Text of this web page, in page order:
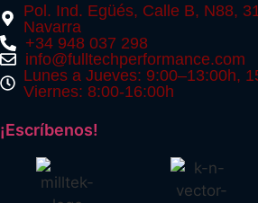
Pol. Ind. Egüés, Calle B, N88,
Navarra
+34 948 037 298
info@fulltechperformance.com
Lunes a Jueves: 9:00–13:00h,
Viernes: 8:00-16:00h
¡Escríbenos!